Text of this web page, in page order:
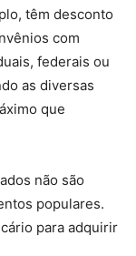
têm desconto
com
federais ou
as diversas
que
não são
populares.
para adquirir